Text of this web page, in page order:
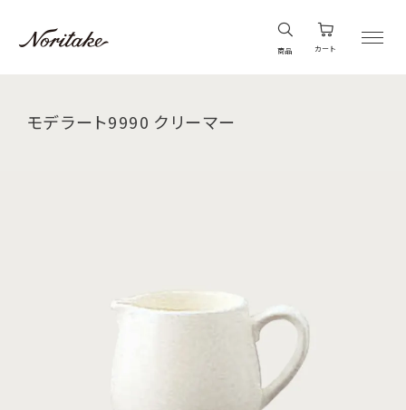
商品 カート
モデラート9990 クリーマー